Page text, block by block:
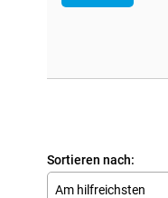
Sortieren nach:
Am hilfreichsten